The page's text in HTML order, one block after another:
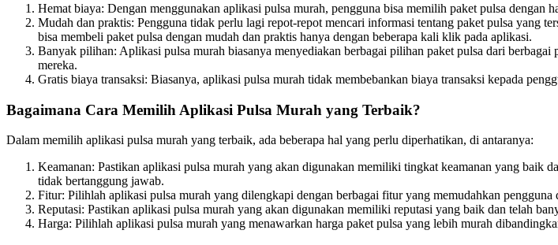
Hemat biaya: Dengan menggunakan aplikasi pulsa murah, pengguna bisa memilih paket pulsa
Mudah dan praktis: Pengguna tidak perlu lagi repot-repot mencari informasi tentang paket pulsa yang
bisa membeli paket pulsa dengan mudah dan praktis hanya dengan beberapa kali klik pada aplikasi.
Banyak pilihan: Aplikasi pulsa murah biasanya menyediakan berbagai pilihan paket pulsa dari
mereka.
Gratis biaya transaksi: Biasanya, aplikasi pulsa murah tidak membebankan biaya transaksi kepada
Bagaimana Cara Memilih Aplikasi Pulsa Murah yang Terbaik?
Dalam memilih aplikasi pulsa murah yang terbaik, ada beberapa hal yang perlu diperhatikan, di antaranya:
Keamanan: Pastikan aplikasi pulsa murah yang akan digunakan memiliki tingkat keamanan yang baik
tidak bertanggung jawab.
Fitur: Pilihlah aplikasi pulsa murah yang dilengkapi dengan berbagai fitur yang memudahkan
Reputasi: Pastikan aplikasi pulsa murah yang akan digunakan memiliki reputasi yang baik dan telah
Harga: Pilihlah aplikasi pulsa murah yang menawarkan harga paket pulsa yang lebih murah